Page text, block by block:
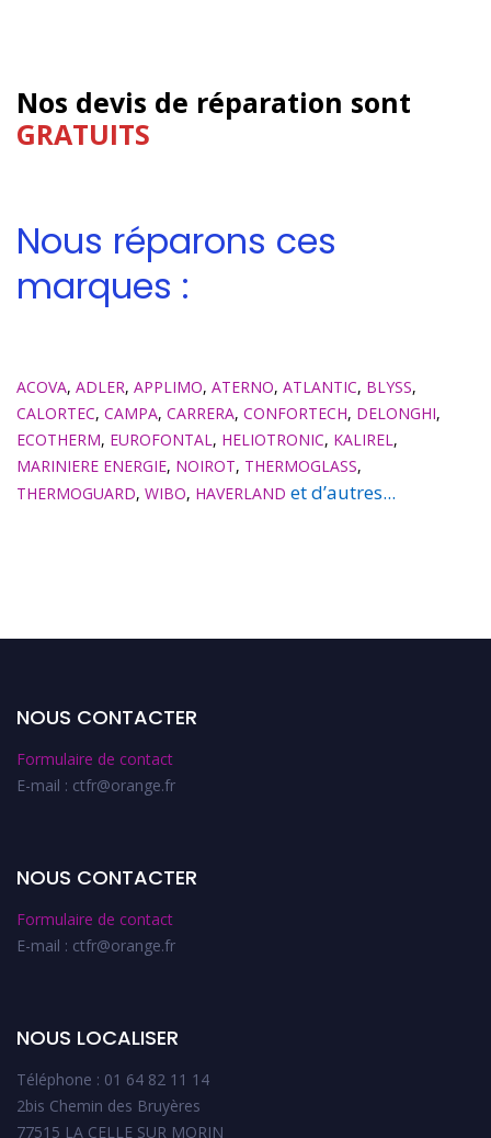
Nos devis de réparation sont
GRATUITS
Nous réparons ces
marques :
ACOVA, ADLER, APPLIMO, ATERNO, ATLANTIC, BLYSS,
CALORTEC, CAMPA, CARRERA, CONFORTECH, DELONGHI,
ECOTHERM, EUROFONTAL , HELIOTRONIC, KALIREL ,
MARINIERE ENERGIE, NOIROT, THERMOGLASS,
THERMOGUARD, WIBO, HAVERLAND et d’autres...
NOUS CONTACTER
Formulaire de contact
E-mail : ctfr@orange.fr
NOUS CONTACTER
Formulaire de contact
E-mail : ctfr@orange.fr
NOUS LOCALISER
Téléphone : 01 64 82 11 14
2bis Chemin des Bruyères
77515 LA CELLE SUR MORIN